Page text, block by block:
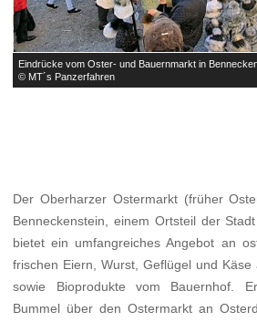
Eindrücke vom Oster- und Bauernmarkt in
© MT´s Panzerfahren
Der Oberharzer Ostermarkt (früher
Benneckenstein, einem Ortsteil der
bietet ein umfangreiches Angebot an
frischen Eiern, Wurst, Geflügel und
sowie Bioprodukte vom Bauernhof.
Bummel über den Ostermarkt an